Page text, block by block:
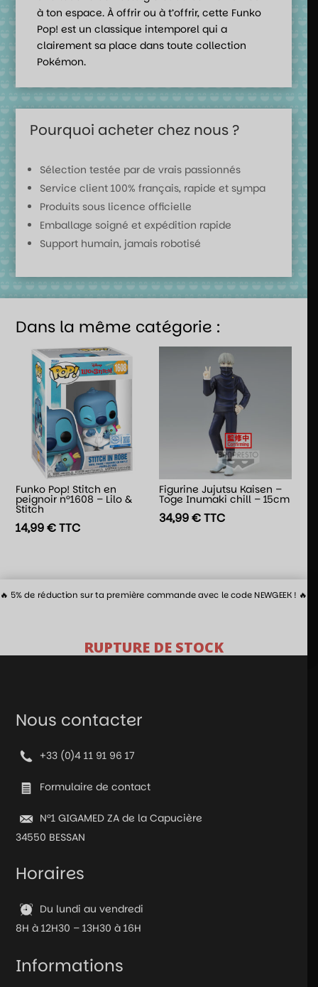
à ton espace. À offrir ou à t’offrir, cette Funko
Pop! est un classique intemporel qui a
clairement sa place dans toute collection
Pokémon.
Pourquoi acheter chez nous ?
Sélection testée par de vrais passionnés
Service client 100% français, rapide et sympa
Produits sous licence officielle
Emballage soigné et expédition rapide
Support humain, jamais robotisé
Dans la même catégorie :
Funko Pop! Stitch en
peignoir n°1608 – Lilo &
Stitch
14,99€TTC
Figurine Jujutsu Kaisen –
Toge Inumaki chill – 15cm
34,99€TTC
🔥 5% de réduction sur ta première commande avec le code NEWGEEK ! 🔥
RUPTURE DE STOCK
Nous contacter
+33 (0)4 11 91 96 17
Formulaire de contact
N°1 GIGAMED ZA de la Capucière
34550 BESSAN
Horaires
Du lundi au vendredi
8H à 12H30 – 13H30 à 16H
Informations